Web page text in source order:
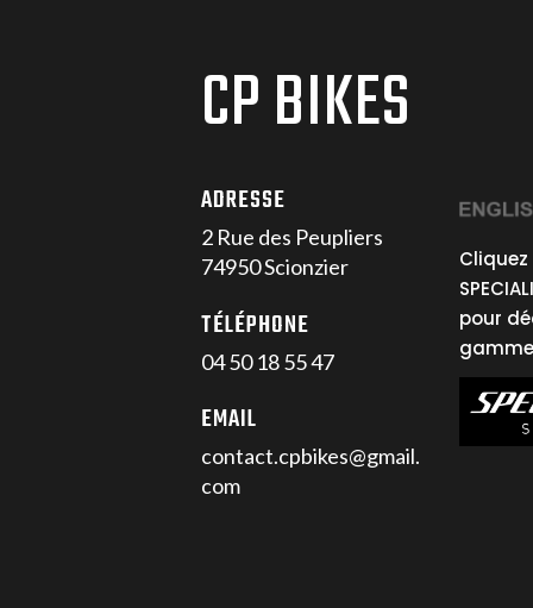
CP BIKES
ADRESSE
2 Rue des Peupliers
74950 Scionzier
TÉLÉPHONE
04 50 18 55 47
EMAIL
contact.cpbikes@gmail.
com
pour